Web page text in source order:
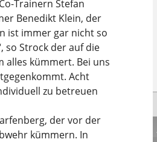
Trainern Stefan
Benedikt Klein, der
ist immer gar nicht so
so Strock der auf die
alles kümmert. Bei uns
Acht
zu betreuen
der vor der
kümmern. In